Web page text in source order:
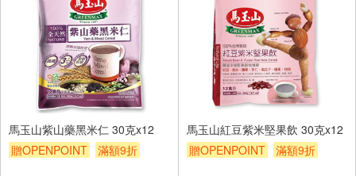
馬玉山紫山藥黑米仁 30克x12
贈OPENPOINT
滿額9折
馬玉山紅豆紫米堅果飲 30克x12
贈OPENPOINT
滿額9折